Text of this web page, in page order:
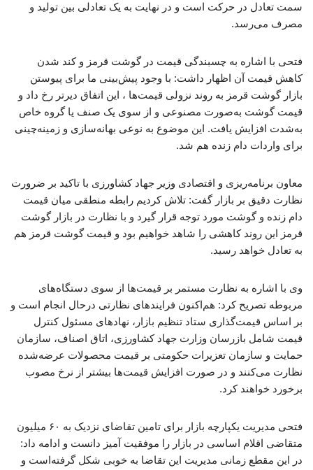
سمت تعادل در حرکت است و در نهایت به یک تعادلی بین تولید و
مصرف می‌رسد.
فتحی با اشاره به چسبندگی قیمت در گوشت قرمز و کند شدن
کاهش قیمت آن اظهار داشت: با وجود پیش‌بینی ما برای پیوستن
بازار گوشت قرمز به روند نزولی قیمت‌ها ، این اتفاق دیرتر رخ داد و
قیمت گوشت به‌صورت مصنوعی و از سوی یک صنف یا گروه خاص
به‌شدت افزایش یافت. این موضوع به نوعی بهانه‌سازی و زمینه‌چینی
برای واردات دام زنده هم شد.
معاون برنامه‌ریزی و اقتصادی وزیر جهاد کشاورزی با تاکید بر ضرورت
نظارت دقیق بر بازار گفت: تلاش کردیم رابطه منطقی میان قیمت
دام زنده و گوشت مورد توجه قرار گیرد و با نظارت در بازار گوشت
قرمز این روند کاهشی را شاهد خواهیم بود و قیمت گوشت قرمز هم
به تعادل خواهد رسید.
وی با اشاره به نظارت مستمر بر قیمت‌ها از سوی دستگاه‌های
مربوطه تصریح کرد: هم‌اکنون فرایندهای نظارتی درحال انجام است و
بر اساس قیمت‌گذاری ستاد تنظیم بازار، نهادهای مسئول کنترل
قیمت شامل بازرسان وزارت جهاد کشاورزی، اتاق اصناف، سازمان
حمایت و سازمان تعزیرات حکومتی بر قیمت محصولات عرضه‌شده
نظارت می‌کنند و در صورت افزایش قیمت‌ها بیشتر از نرخ مصوب
برخورد خواهند کرد.
فتحی مدیریت یکپارچه بازار برای تامین تقاضای نزدیک به ۶۰ میلیون
متقاضی اقلام اساسی در بازار را موفقیت آمیز دانست و ادامه داد:
در این مقطع زمانی مدیریت این تقاضا به خوبی شکل گرفته‌است و